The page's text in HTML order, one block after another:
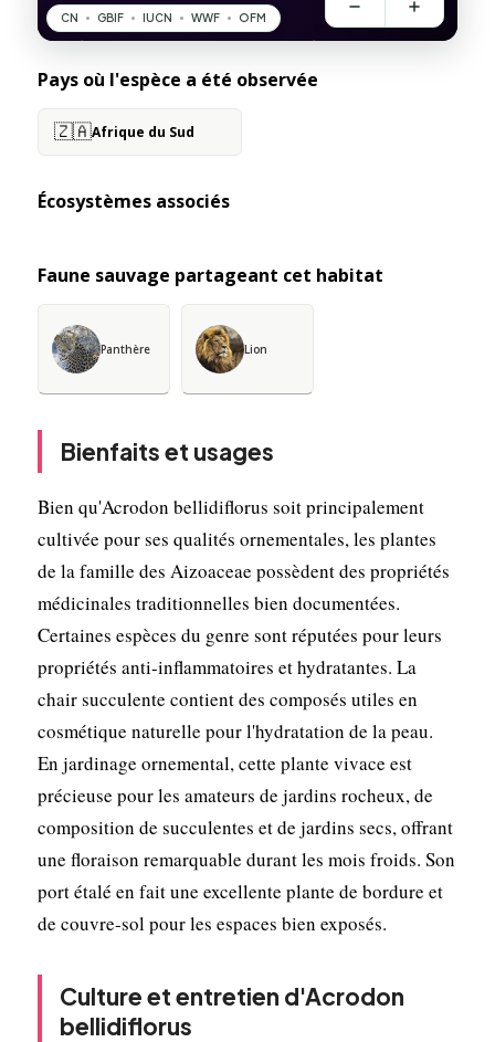
Pays où l'espèce a été observée
🇿🇦Afrique du Sud
Écosystèmes associés
Faune sauvage partageant cet habitat
Panthère Lion
Bienfaits et usages
Bien qu'Acrodon bellidiflorus soit principalement
cultivée pour ses qualités ornementales, les plantes
de la famille des Aizoaceae possèdent des propriétés
médicinales traditionnelles bien documentées.
Certaines espèces du genre sont réputées pour leurs
propriétés anti-inflammatoires et hydratantes. La
chair succulente contient des composés utiles en
cosmétique naturelle pour l'hydratation de la peau.
En jardinage ornemental, cette plante vivace est
précieuse pour les amateurs de jardins rocheux, de
composition de succulentes et de jardins secs, offrant
une floraison remarquable durant les mois froids. Son
port étalé en fait une excellente plante de bordure et
de couvre-sol pour les espaces bien exposés.
Culture et entretien d'Acrodon
bellidiflorus